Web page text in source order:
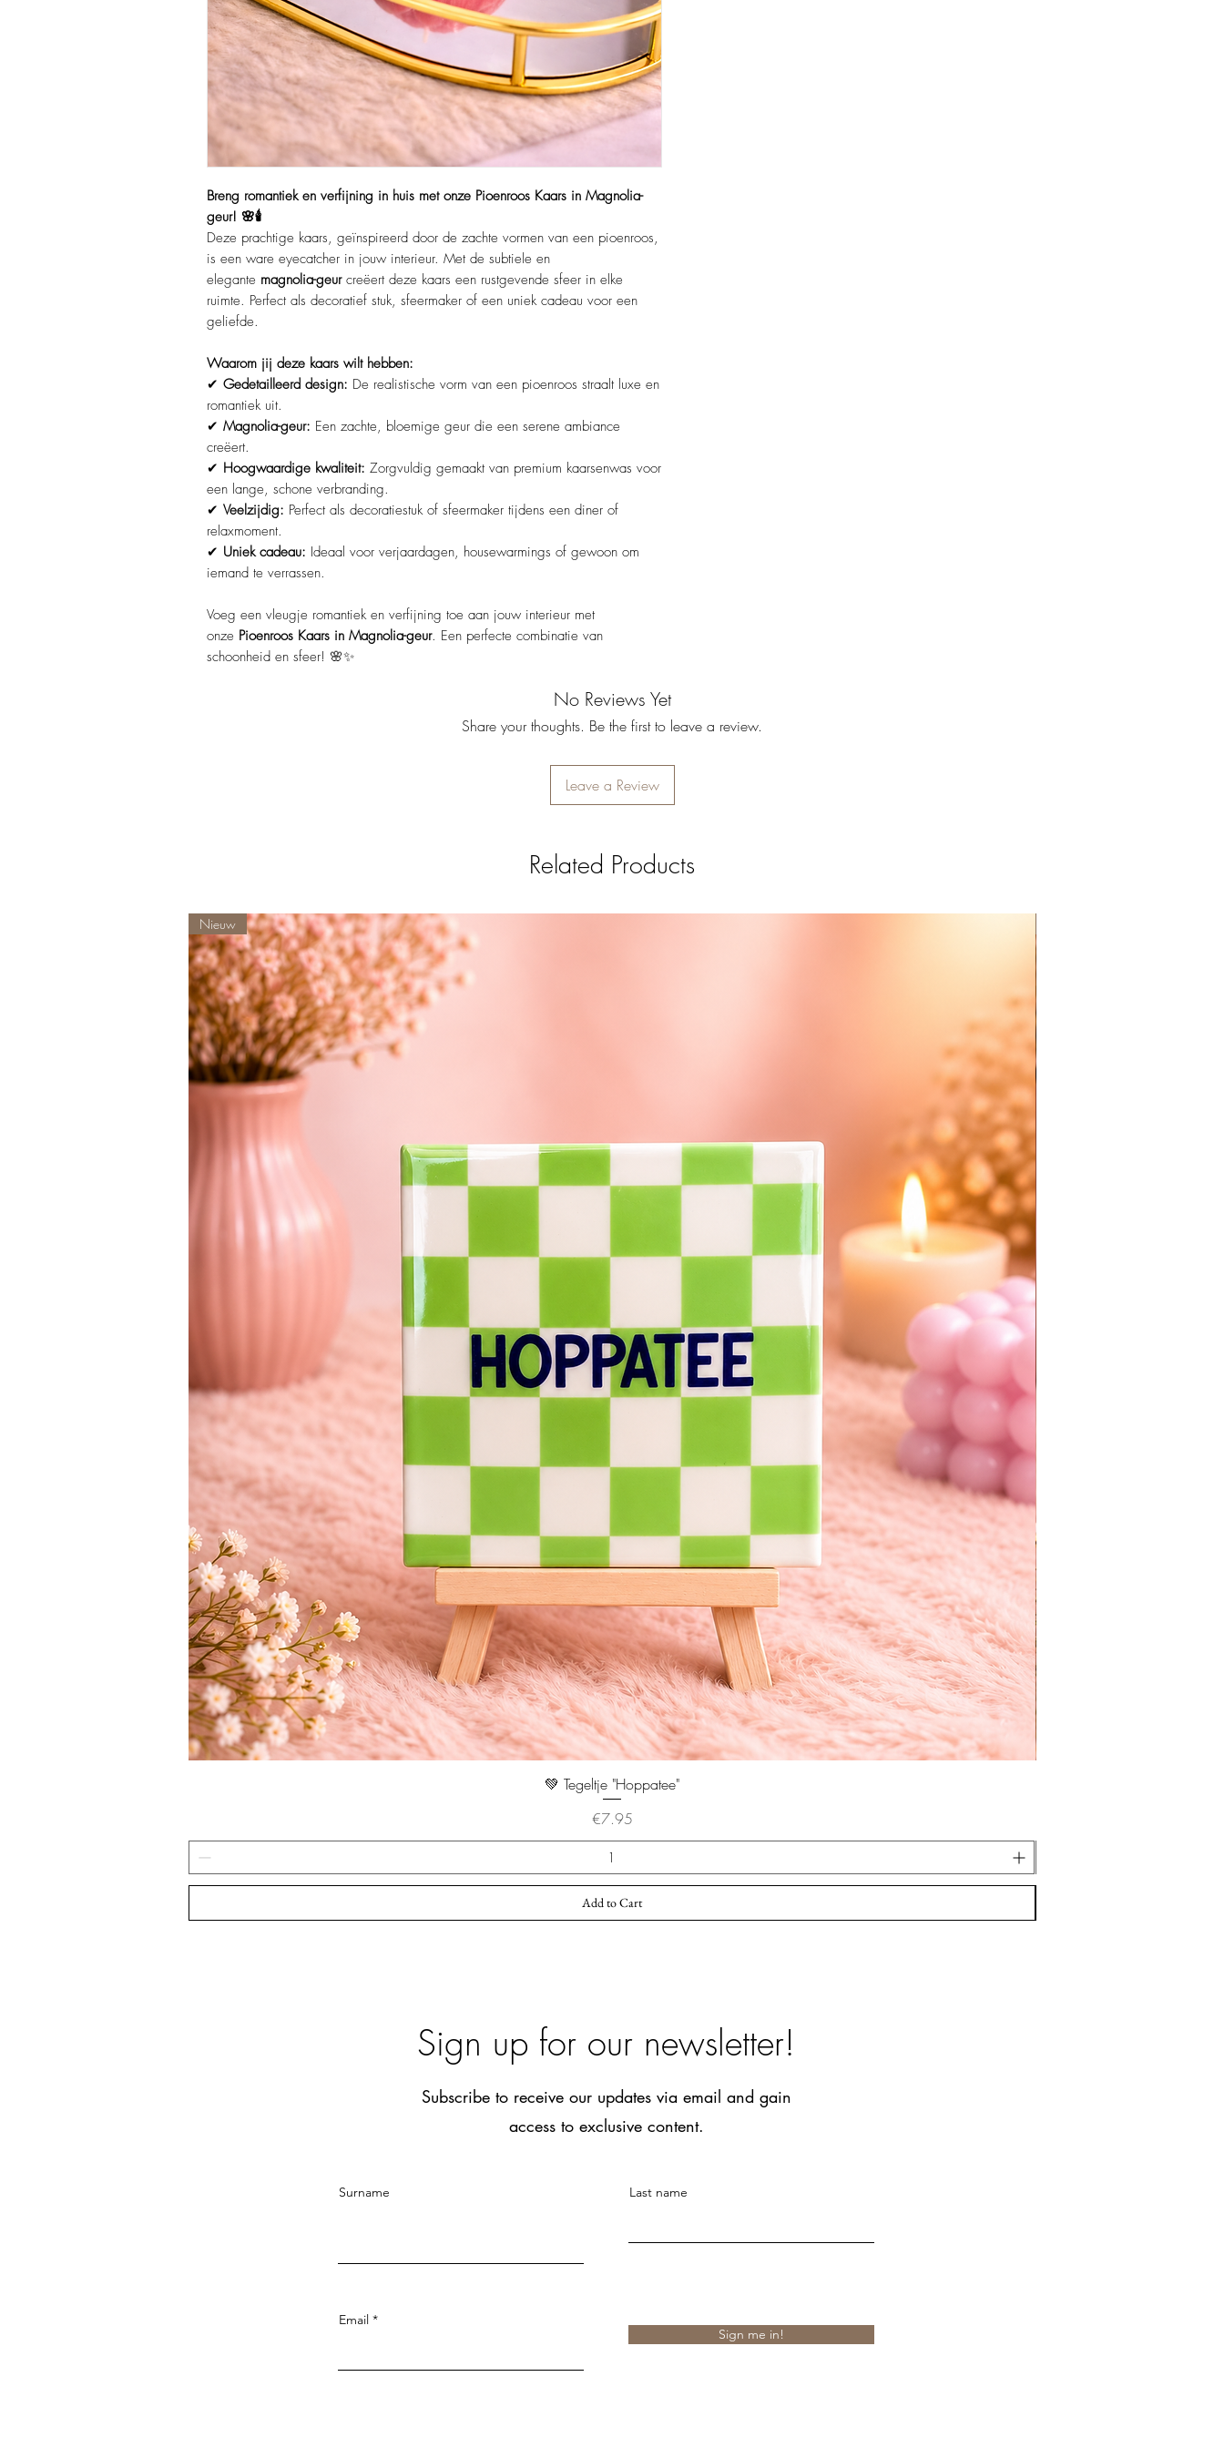
Breng romantiek en verfijning in huis met onze Pioenroos Kaars in Magnolia-
geur! 🌸🕯️
Deze prachtige kaars, geïnspireerd door de zachte vormen van een pioenroos,
is een ware eyecatcher in jouw interieur. Met de subtiele en
elegante magnolia-geurcreëert deze kaars een rustgevende sfeer in elke
ruimte. Perfect als decoratief stuk, sfeermaker of een uniek cadeau voor een
geliefde.
Waarom jij deze kaars wilt hebben:
✔ Gedetailleerd design: De realistische vorm van een pioenroos straalt luxe en
romantiek uit.
✔ Magnolia-geur: Een zachte, bloemige geur die een serene ambiance
creëert.
✔ Hoogwaardige kwaliteit: Zorgvuldig gemaakt van premium kaarsenwas voor
een lange, schone verbranding.
✔ Veelzijdig: Perfect als decoratiestuk of sfeermaker tijdens een diner of
relaxmoment.
✔ Uniek cadeau: Ideaal voor verjaardagen, housewarmings of gewoon om
iemand te verrassen.
Voeg een vleugje romantiek en verfijning toe aan jouw interieur met
onze Pioenroos Kaars in Magnolia-geur. Een perfecte combinatie van
schoonheid en sfeer! 🌸✨
No Reviews Yet
Share your thoughts. Be the first to leave a review.
Leave a Review
Related Products
Nieuw
💚 Tegeltje "Hoppatee"
Price
€7.95
Add to Cart
Sign up for our newsletter!
Subscribe to receive our updates via email and gain
access to exclusive content.
Surname Last name
Email
Sign me in!